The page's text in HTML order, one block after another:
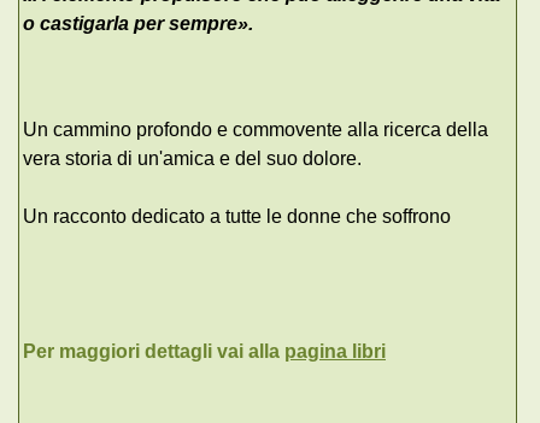
o castigarla per sempre».
Un cammino profondo e commovente alla ricerca della
vera storia di un'amica e del suo dolore.
Un racconto dedicato a tutte le donne che soffrono
Per maggiori dettagli vai alla pagina libri